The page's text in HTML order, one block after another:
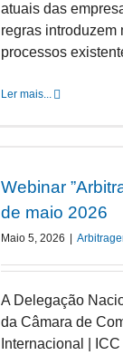
atuais das
regras introduzem
processos
Ler mais...
Webinar
de maio 2026
Maio 5, 2026
A Delegação
da Câmara de
Internacional |